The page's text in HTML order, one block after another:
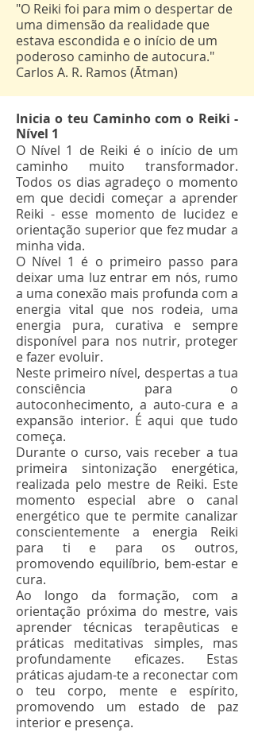
"O Reiki foi para mim o despertar de
uma dimensão da realidade que
estava escondida e o início de um
poderoso caminho de autocura."
Carlos A. R. Ramos (Ātman)
Inicia o teu Caminho com o Reiki -
Nível 1
O Nível 1 de Reiki é o início de um
caminho muito transformador.
Todos os dias agradeço o momento
em que decidi começar a aprender
Reiki - esse momento de lucidez e
orientação superior que fez mudar a
minha vida.
O Nível 1 é o primeiro passo para
deixar uma luz entrar em nós, rumo
a uma conexão mais profunda com a
energia vital que nos rodeia, uma
energia pura, curativa e sempre
disponível para nos nutrir, proteger
e fazer evoluir.
Neste primeiro nível, despertas a tua
consciência para o
autoconhecimento, a auto-cura e a
expansão interior. É aqui que tudo
começa.
Durante o curso, vais receber a tua
primeira sintonização energética,
realizada pelo mestre de Reiki. Este
momento especial abre o canal
energético que te permite canalizar
conscientemente a energia Reiki
para ti e para os outros,
promovendo equilíbrio, bem-estar e
cura.
Ao longo da formação, com a
orientação próxima do mestre, vais
aprender técnicas terapêuticas e
práticas meditativas simples, mas
profundamente eficazes. Estas
práticas ajudam-te a reconectar com
o teu corpo, mente e espírito,
promovendo um estado de paz
interior e presença.